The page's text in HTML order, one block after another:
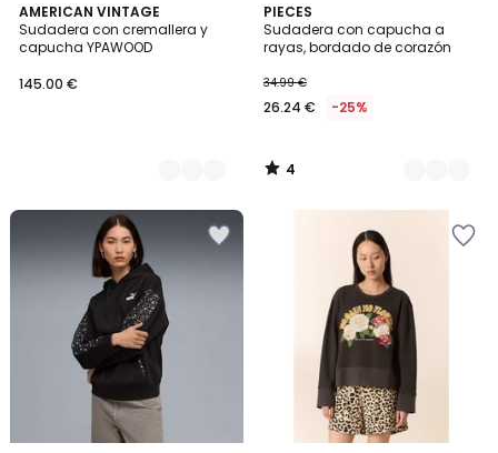
AMERICAN VINTAGE
Sudadera con cremallera y
capucha YPAWOOD
145.00 €
2
Colores
PIECES
Sudadera con capucha a
rayas, bordado de corazón
34.99 €
26.24 € -25%
4
/
5
2
Colores
4
/